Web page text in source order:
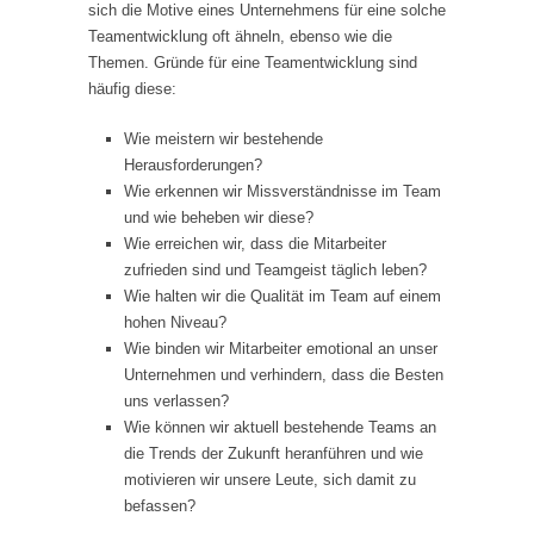
sich die Motive eines Unternehmens für eine solche
Teamentwicklung oft ähneln, ebenso wie die
Themen. Gründe für eine Teamentwicklung sind
häufig diese:
Wie meistern wir bestehende
Herausforderungen?
Wie erkennen wir Missverständnisse im Team
und wie beheben wir diese?
Wie erreichen wir, dass die Mitarbeiter
zufrieden sind und Teamgeist täglich leben?
Wie halten wir die Qualität im Team auf einem
hohen Niveau?
Wie binden wir Mitarbeiter emotional an unser
Unternehmen und verhindern, dass die Besten
uns verlassen?
Wie können wir aktuell bestehende Teams an
die Trends der Zukunft heranführen und wie
motivieren wir unsere Leute, sich damit zu
befassen?